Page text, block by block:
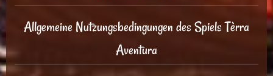
Allgemeine Nutzungsbedingungen des Spiels Tèrra
Aventura